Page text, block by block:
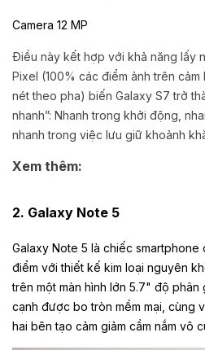
Camera 12 MP
Điều này kết hợp với khả năng lấy
Pixel (100% các điểm ảnh trên
nét theo pha) biến Galaxy S7 trở
nhanh”: Nhanh trong khởi động,
nhanh trong việc lưu giữ khoảnh
Xem thêm:
2. Galaxy Note 5
Galaxy Note 5 là chiếc smartphone
điểm với thiết kế kim loại nguyên
trên một màn hình lớn 5.7" độ
cạnh được bo tròn mềm mại, cùng
hai bên tạo cảm giảm cầm nắm vô